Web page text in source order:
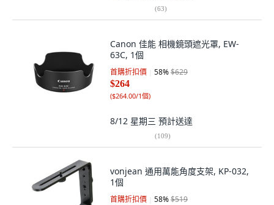
(63)
Canon 佳能 相機鏡頭遮光罩, EW-
63C, 1個
首購折扣價 58%$629
$264
($264.00/1個)
8/12 星期三 預計送達
(109)
vonjean 通用萬能角度支架, KP-032,
1個
首購折扣價 58%$519